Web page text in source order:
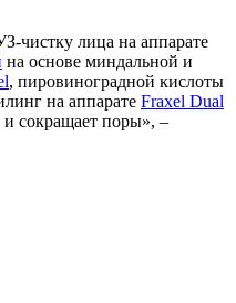
чистку лица на аппарате
на основе миндальной и
, пировиноградной кислоты
на аппарате Fraxel Dual
сокращает поры», –